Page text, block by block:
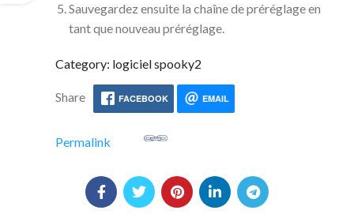
Sauvegardez ensuite la chaîne de préréglage en
tant que nouveau préréglage.
Category: logiciel spooky2
Share FACEBOOK EMAIL
Permalink